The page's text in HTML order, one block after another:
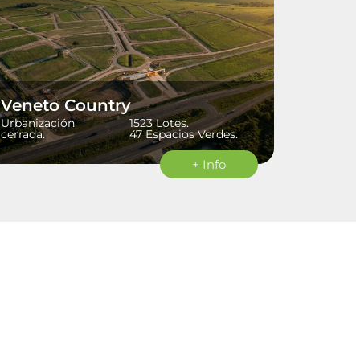
Veneto Country
Urbanización
cerrada.
1523 Lotes.
47 Espacios Verdes.
+ Info